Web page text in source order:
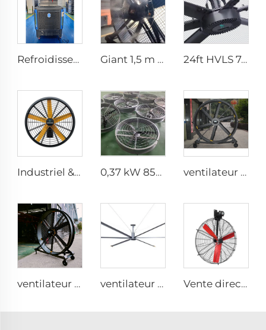
Refroidisseur d'air évaporatif sur roulettes UV anti-âge longue distance d'approvisionnement rafraîchissement été Giant 1,5 m IE5 Ventilateur industriel à eau Haute Efficacité HLVS, ventilation portable avec brumisation 24ft HVLS 7.3m Ventilateurs industriels électriques grands pour la ventilation des entrepôts laitiers
Industriel & Commercial Grande Vitesse 0,9m 1,2m Ventilateur Murale Grand Modèle 0,37 kW 850 mm moteur économique longue portée d'air pales en aluminium grand débit ventilateurs ronds muraux ou suspendus pour la ventilation ventilateur sur pied silencieux de 220V, 80 pouces, 2000mm en aluminium, mobile pour gymnases
ventilateur sur pied silencieux 80 pouces 220V contrôle par téléphone portable WIFI 2000 mm en aluminium ventilateur industriel HVLS 24ft 7.3m à moteur AC, grande taille, faible bruit, vent naturel efficace énergétiquement Vente directe d'usine Ventilateur de refroidissement avec pales en nylon pour étables laitières et maisons d'élevage de vaches, ventilateurs industriels de ventilation